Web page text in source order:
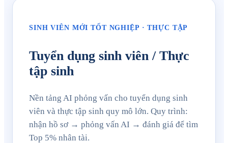
SINH VIÊN MỚI TỐT NGHIỆP · THỰC TẬP
Tuyển dụng sinh viên / Thực
tập sinh
Nền tảng AI phỏng vấn cho tuyển dụng sinh
viên và thực tập sinh quy mô lớn. Quy trình:
nhận hồ sơ → phỏng vấn AI → đánh giá để tìm
Top 5% nhân tài.